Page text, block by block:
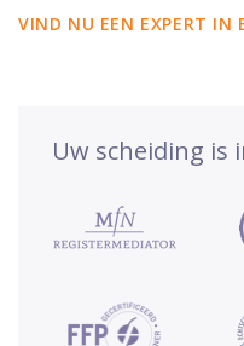
VIND NU EEN EXPERT IN
Uw scheiding is